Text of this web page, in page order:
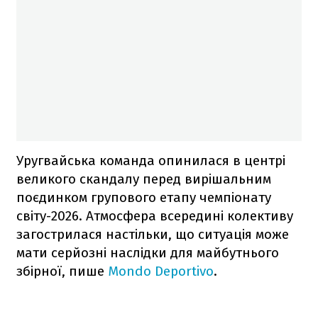
Уругвайська команда опинилася в центрі
великого скандалу перед вирішальним
поєдинком групового етапу чемпіонату
світу-2026. Атмосфера всередині колективу
загострилася настільки, що ситуація може
мати серйозні наслідки для майбутнього
збірної, пише Mondo Deportivo.